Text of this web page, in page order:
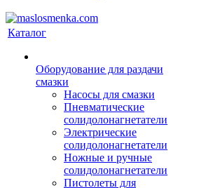
Каталог
Оборудование для раздачи
смазки
Насосы для смазки
Пневматические
солидолонагнетатели
Электрические
солидолонагнетатели
Ножные и ручные
солидолонагнетатели
Пистолеты для